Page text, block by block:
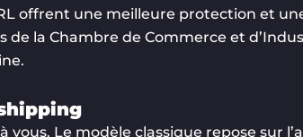
offrent une meilleure protection et
la Chambre de Commerce et
vous. Le modèle classique repose sur